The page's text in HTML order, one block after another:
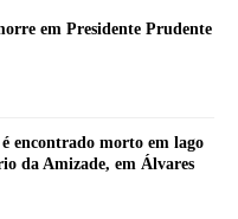
em Presidente Prudente
encontrado morto em lago
da Amizade, em Álvares